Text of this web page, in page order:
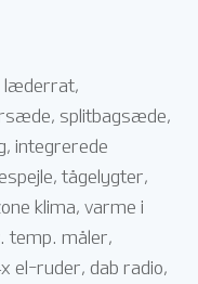
læderrat,
splitbagsæde,
integrerede
tågelygter,
klima, varme i
temp. måler,
el-ruder, dab radio,